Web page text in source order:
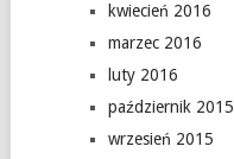
kwiecień 2016
marzec 2016
luty 2016
październik 2015
wrzesień 2015